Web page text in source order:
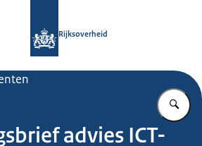
Rijksoverheid
advies ICT-